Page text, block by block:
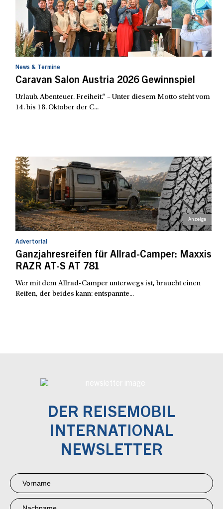
News & Termine
Caravan Salon Austria 2026 Gewinnspiel
Urlaub. Abenteuer. Freiheit.“ – Unter diesem Motto steht vom
14. bis 18. Oktober der C...
Advertorial
Ganzjahresreifen für Allrad-Camper: Maxxis
RAZR AT-S AT 781
Wer mit dem Allrad-Camper unterwegs ist, braucht einen
Reifen, der beides kann: entspannte...
DER REISEMOBIL
INTERNATIONAL
NEWSLETTER
Newsletter
Anmeldung
RMI